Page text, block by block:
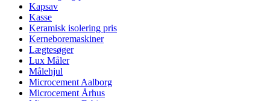
Kapsav
Kasse
Keramisk isolering pris
Kerneboremaskiner
Lægtesøger
Lux Måler
Målehjul
Microcement Aalborg
Microcement Århus